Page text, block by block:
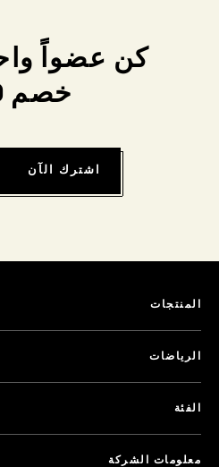
كن عضواً
خصم 10٪
اشترك الآن
المنتجات
الرياضات
الفئة
معلومات الشركة